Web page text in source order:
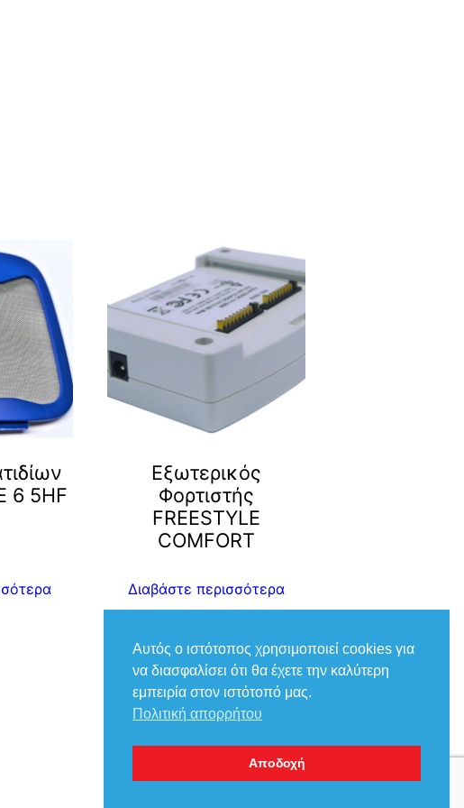
6 5HF
Εξωτερικός
Φορτιστής
FREESTYLE
COMFORT
Διαβάστε περισσότερα
Με την υποστήριξη τουWordPress
Αυτός ο ιστότοπος χρησιμοποιεί cookies για
να διασφαλίσει ότι θα έχετε την καλύτερη
εμπειρία στον ιστότοπό μας.
Πολιτική απορρήτου
Αποδοχή